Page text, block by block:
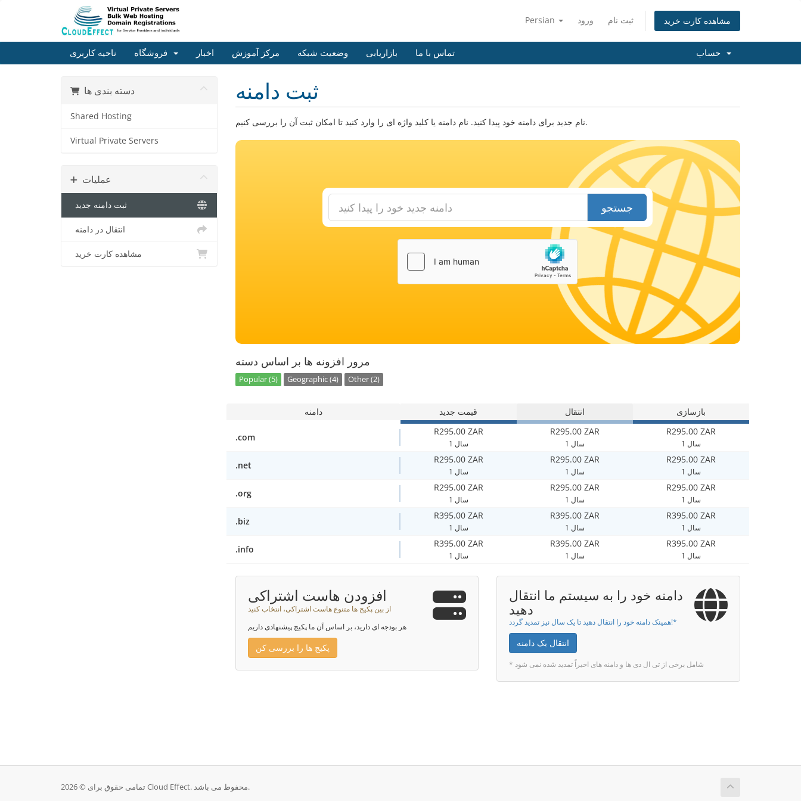
Persian ورود ثبت نام مشاهده کارت خرید
ناحیه کاربری اخبار مرکز آموزش وضعیت شبکه بازاریابی تماس با ما
دسته بندی ها
Shared Hosting
Virtual Private Servers
عملیات
ثبت دامنه جدید
انتقال در دامنه
مشاهده کارت خرید
ثبت دامنه
نام جدید برای دامنه خود پیدا کنید. نام دامنه یا کلید واژه ای را وارد کنید تا امکان ثبت آن را بررسی کنیم.
جستجو
مرور افزونه ها بر اساس دسته
Popular (5) Geographic (4) Other (2)
دامنه قیمت جدید انتقال بازسازی
.com
R295.00 ZAR
1 سال
R295.00 ZAR
1 سال
R295.00 ZAR
1 سال
.net
R295.00 ZAR
1 سال
R295.00 ZAR
1 سال
R295.00 ZAR
1 سال
.org
R295.00 ZAR
1 سال
R295.00 ZAR
1 سال
R295.00 ZAR
1 سال
.biz
R395.00 ZAR
1 سال
R395.00 ZAR
1 سال
R395.00 ZAR
1 سال
.info
R395.00 ZAR
1 سال
R395.00 ZAR
1 سال
R395.00 ZAR
1 سال
افزودن هاست اشتراکی
از بین پکیج ها متنوع هاست اشتراکی، انتخاب کنید
هر بودجه ای دارید، بر اساس آن ما پکیج پیشنهادی داریم
پکیج ها را بررسی کن
دامنه خود را به سیستم ما انتقال
دهید
همینک دامنه خود را انتقال دهید تا یک سال نیز تمدید گردد!*
انتقال یک دامنه
* شامل برخی از تی ال دی ها و دامنه های اخیراً تمدید شده نمی شود
تمامی حقوق برای © 2026 Cloud Effect. محفوط می باشد.